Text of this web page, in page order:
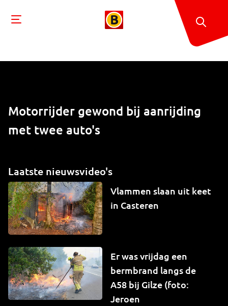
Motorrijder gewond bij aanrijding
met twee auto's
Laatste nieuwsvideo's
Vlammen slaan uit keet
in Casteren
Er was vrijdag een
bermbrand langs de
A58 bij Gilze (foto:
Jeroen